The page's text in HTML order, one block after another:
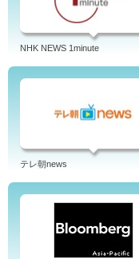
NHK NEWS 1minute
テレ朝news